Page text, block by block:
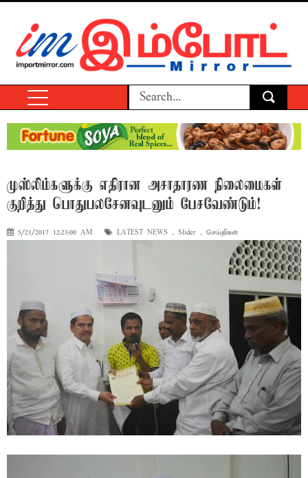
முஸ்லிம்களுக்கு எதிரான அசாதாரண நிலைமைகள்
குறித்து பொதுபலசேனவுடனும் பேசவேண்டும்!
5/21/2017 12:23:00 AM LATEST NEWS , Slider , செய்திகள்